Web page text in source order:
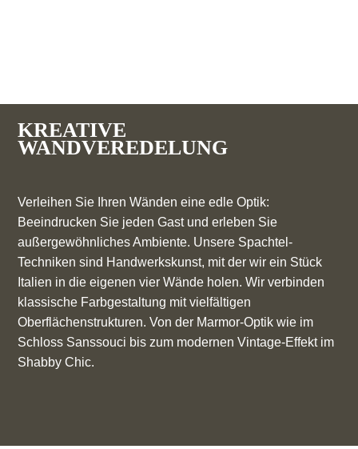
KREATIVE
WANDVEREDELUNG
Verleihen Sie Ihren Wänden eine edle Optik:
Beeindrucken Sie jeden Gast und erleben Sie
außergewöhnliches Ambiente. Unsere Spachtel-
Techniken sind Handwerkskunst, mit der wir ein Stück
Italien in die eigenen vier Wände holen. Wir verbinden
klassische Farbgestaltung mit vielfältigen
Oberflächenstrukturen. Von der Marmor-Optik wie im
Schloss Sanssouci bis zum modernen Vintage-Effekt im
Shabby Chic.